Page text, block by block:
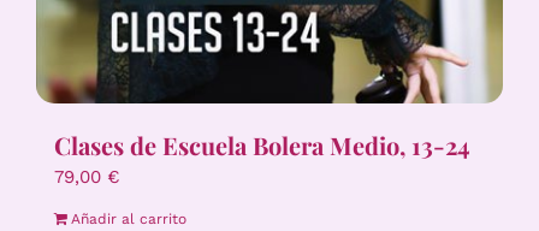
Clases de Escuela Bolera Medio, 13-24
79,00 €
Añadir al carrito